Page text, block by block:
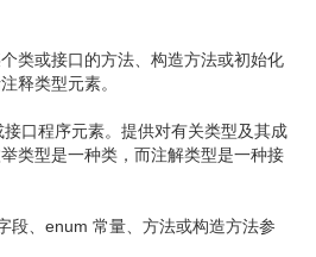
类或接口的方法、构造方法或初始化
释类型元素。
口程序元素。提供对有关类型及其成
类型是一种类，而注解类型是一种接
段、enum 常量、方法或构造方法参